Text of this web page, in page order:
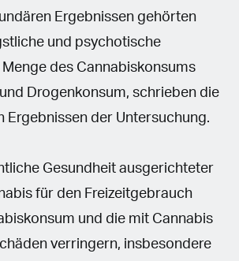
Ergebnissen gehörten
und psychotische
des Cannabiskonsums
Drogenkonsum, schrieben die
Ergebnissen der Untersuchung.
Gesundheit ausgerichteter
für den Freizeitgebrauch
und die mit Cannabis
verringern, insbesondere